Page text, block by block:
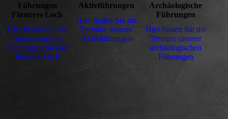
Führungen
Finsteres Loch
Hier finden Sie die
Termine unserer
Führungen für das
Finstere Loch
Aktivführungen
Hier finden Sie die
Termine unserer
Aktivführungen
Archäologische
Führungen
Hier finden Sie die
Termine unserer
archäologischen
Führungen